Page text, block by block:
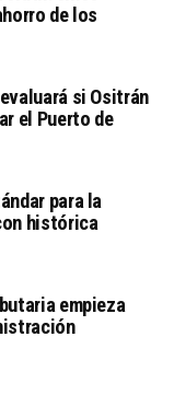
de los
si Ositrán
el Puerto de
para la
histórica
empieza